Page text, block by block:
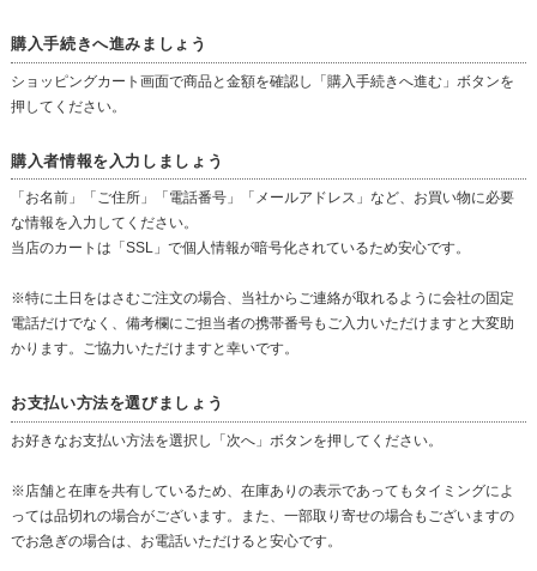
購入手続きへ進みましょう
ショッピングカート画面で商品と金額を確認し「購入手続きへ進む」ボタンを
押してください。
購入者情報を入力しましょう
「お名前」「ご住所」「電話番号」「メールアドレス」など、お買い物に必要
な情報を入力してください。
当店のカートは「SSL」で個人情報が暗号化されているため安心です。
※特に土日をはさむご注文の場合、当社からご連絡が取れるように会社の固定
電話だけでなく、備考欄にご担当者の携帯番号もご入力いただけますと大変助
かります。ご協力いただけますと幸いです。
お支払い方法を選びましょう
お好きなお支払い方法を選択し「次へ」ボタンを押してください。
※店舗と在庫を共有しているため、在庫ありの表示であってもタイミングによ
っては品切れの場合がございます。また、一部取り寄せの場合もございますの
でお急ぎの場合は、お電話いただけると安心です。